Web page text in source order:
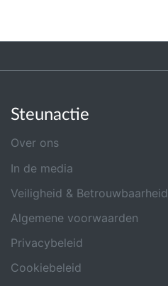
Steunactie
Over ons
In de media
Veiligheid & Betrouwbaarheid
Algemene voorwaarden
Privacybeleid
Cookiebeleid